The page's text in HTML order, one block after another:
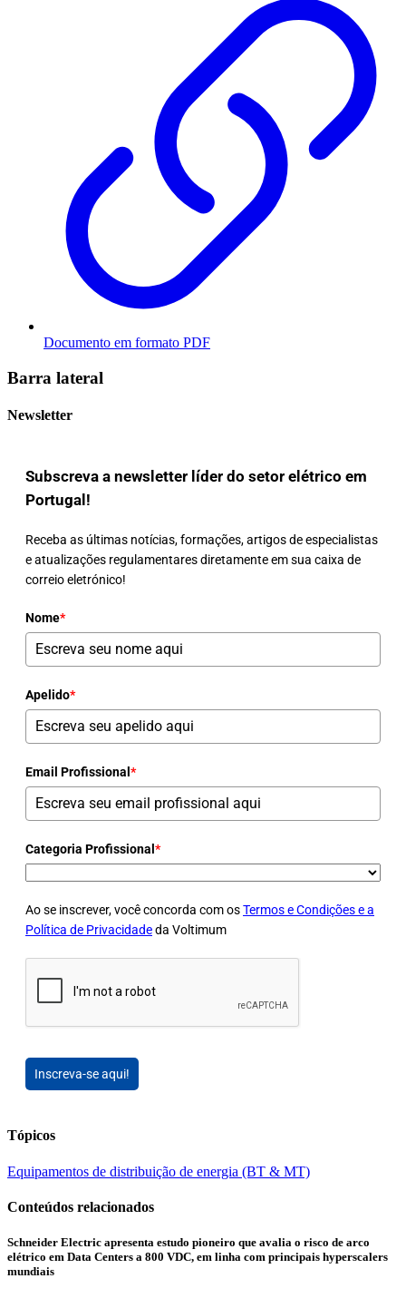
Documento em formato PDF
Barra lateral
Newsletter
Subscreva a newsletter líder do setor elétrico em
Portugal!
Receba as últimas notícias, formações, artigos de especialistas
e atualizações regulamentares diretamente em sua caixa de
correio eletrónico!
Nome*
Apelido*
Email Profissional *
Categoria Profissional *
Ao se inscrever, você concorda com osTermos e Condições e a
Política de Privacidadeda Voltimum
Inscreva-se aqui!
Tópicos
Equipamentos de distribuição de energia (BT & MT)
Conteúdos relacionados
Schneider Electric apresenta estudo pioneiro que avalia o risco de arco
elétrico em Data Centers a 800 VDC, em linha com principais hyperscalers
mundiais